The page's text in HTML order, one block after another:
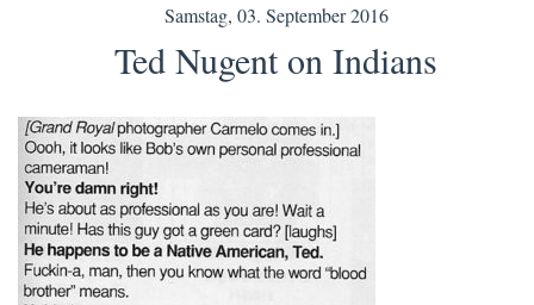
Samstag, 03. September 2016
Ted Nugent on Indians